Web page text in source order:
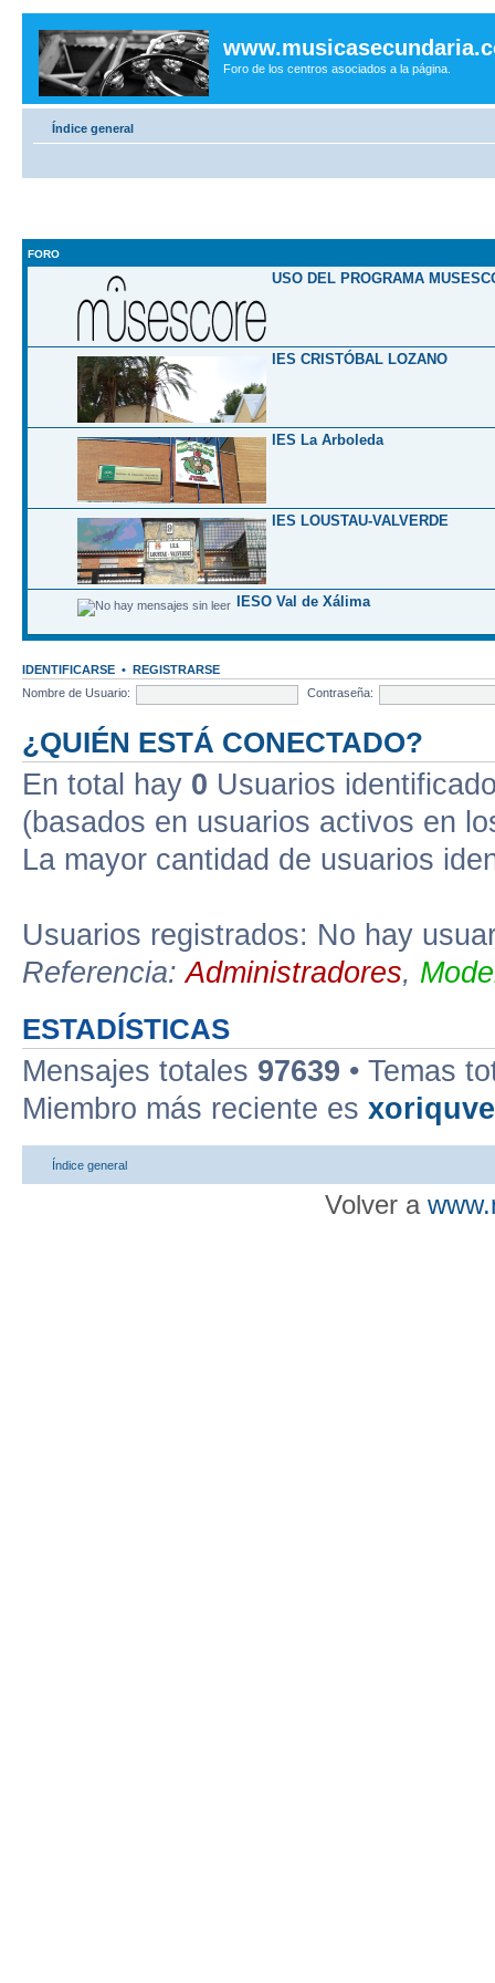
Foro de los centros asociados a la página.
Índice general
FORO
USO DEL PROGRAMA
IES CRISTÓBAL LOZANO
IES La Arboleda
IES LOUSTAU-VALVERDE
IESO Val de Xálima
IDENTIFICARSE • REGISTRARSE
Nombre de Usuario:
Contraseña:
¿QUIÉN ESTÁ CONECTADO?
En total hay 0 Usuarios
(basados en usuarios activos en
La mayor cantidad de usuarios
Usuarios registrados: No hay
Referencia:Administradores,
ESTADÍSTICAS
Mensajes totales 97639 • Temas
Miembro más reciente es
Índice general
Volver a